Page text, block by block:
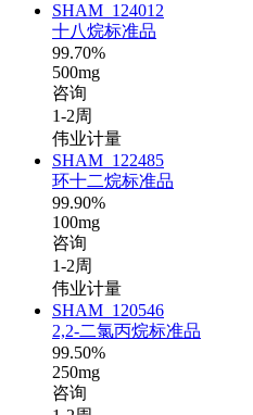
SHAM_124012
十八烷标准品
99.70%
500mg
咨询
1-2周
伟业计量
SHAM_122485
环十二烷标准品
99.90%
100mg
咨询
1-2周
伟业计量
SHAM_120546
2,2-二氯丙烷标准品
99.50%
250mg
咨询